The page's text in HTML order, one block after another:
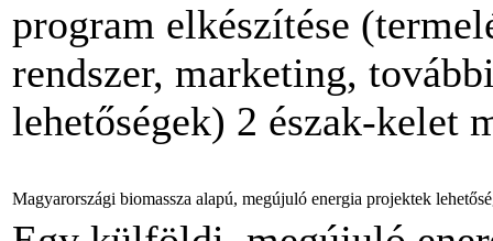
program elkészítése
rendszer, marketing,
lehetőségek) 2 észak-kelet
Magyarországi biomassza alapú, megújuló energia projektek